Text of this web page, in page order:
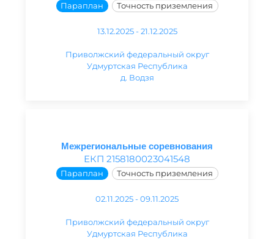
Параплан Точность приземления
13.12.2025 - 21.12.2025
Приволжский федеральный округ
Удмуртская Республика
д. Водзя
Межрегиональные соревнования
ЕКП 2158180023041548
Параплан Точность приземления
02.11.2025 - 09.11.2025
Приволжский федеральный округ
Удмуртская Республика